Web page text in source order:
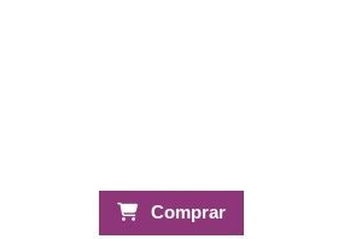
Comprar